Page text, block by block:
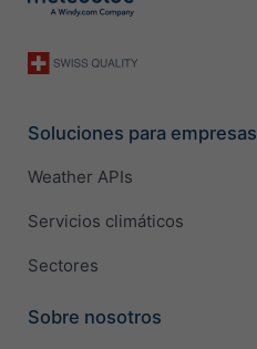
Soluciones para empresas
Weather APIs
Servicios climáticos
Sectores
Sobre nosotros